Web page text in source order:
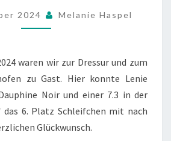
2024 Melanie Haspel
waren wir zur Dressur und zum
zu Gast. Hier konnte Lenie
Noir und einer 7.3 in der
das 6. Platz Schleifchen mit nach
Glückwunsch.